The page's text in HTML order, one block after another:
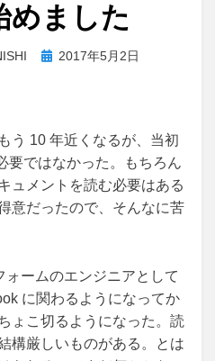
めました
投 2017年5月2日
う 10 年近くなるが、当初
要ではなかった。もちろん
ュメントを読む必要はある
意だったので、そんなに苦
ォームのエンジニアとして
に関わるようになってか
ょこ切るようになった。読
構厳しいものがある。とは